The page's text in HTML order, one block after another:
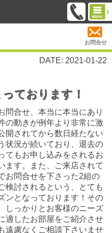
お問合せ
DATE: 2021-01-22
ております！
問合せ、本当に本当にあり
の動きが例年より非常に激
開されてから数日経たない
状況が続いており、退去の
てもお申し込みをされるお
ます。また、ご来店されて
お問合せを下さった2組の
検討されるという、とても
ンとなっております！その
しっかりとお客様のニーズ
適したお部屋をご紹介させ
遠慮なくご相談下さいませ